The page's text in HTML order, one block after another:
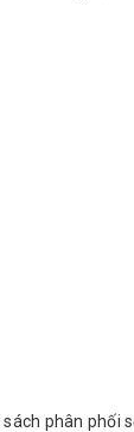
phân phối